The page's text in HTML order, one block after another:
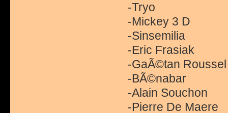
-Tryo
-Mickey 3 D
-Sinsemilia
-Eric Frasiak
-GaÃ©tan Roussel
-BÃ©nabar
-Alain Souchon
-Pierre De Maere